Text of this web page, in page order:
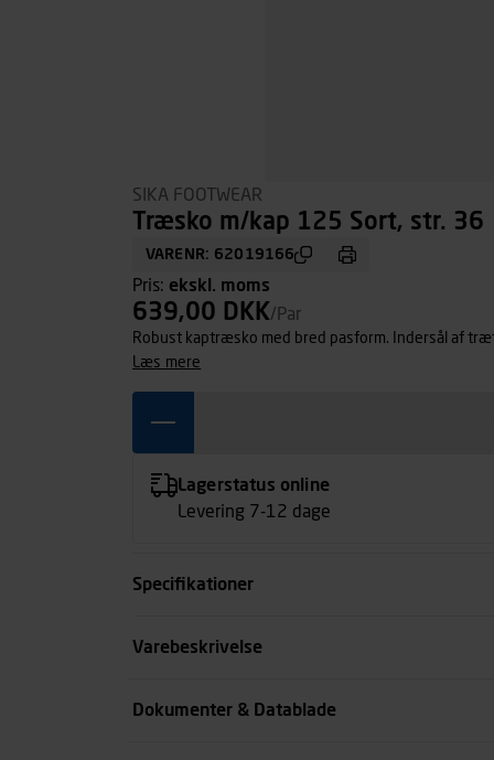
SIKA FOOTWEAR
Træsko m/kap 125 Sort, str. 36
VARENR: 62019166
Pris: ekskl. moms
639,00 DKK/Par
Robust kaptræsko med bred pasform. Indersål af
læs mere
Lagerstatus online
Levering 7-12 dage
Specifikationer
Størrelse
Varebeskrivelse
Dokumenter & Datablade